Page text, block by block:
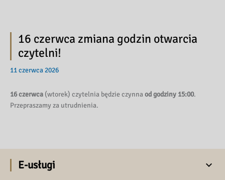
16 czerwca zmiana godzin otwarcia
czytelni!
11 czerwca 2026
16 czerwca (wtorek) czytelnia będzie czynnaod godziny 15:00.
Przepraszamy za utrudnienia.
E-usługi